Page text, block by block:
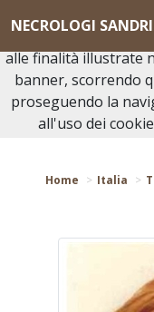
NECROLOGI
Home Italia
Questo sito o gli
avvalgono di
alle finalità illustrate
banner, scorrendo
proseguendo la
all'uso dei